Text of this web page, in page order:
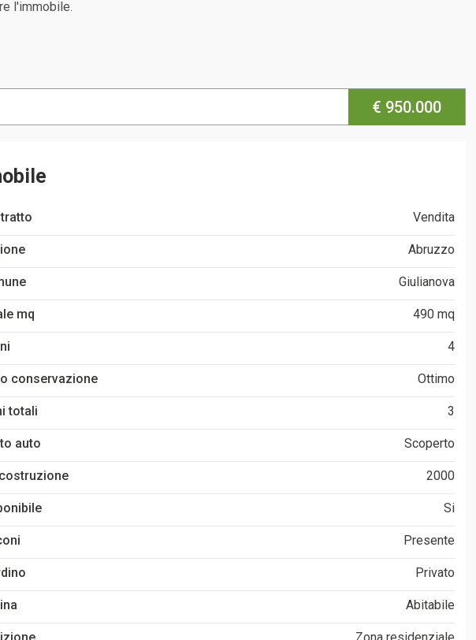
l'immobile.
€ 950.000
Vendita
Abruzzo
Giulianova
mq 490 mq
4
conservazione Ottimo
totali 3
auto Scoperto
2000
Si
Presente
Privato
Abitabile